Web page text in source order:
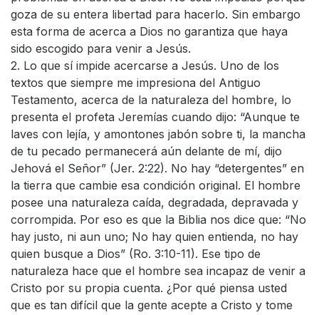
goza de su entera libertad para hacerlo. Sin embargo
esta forma de acerca a Dios no garantiza que haya
sido escogido para venir a Jesús.
2. Lo que sí impide acercarse a Jesús. Uno de los
textos que siempre me impresiona del Antiguo
Testamento, acerca de la naturaleza del hombre, lo
presenta el profeta Jeremías cuando dijo: “Aunque te
laves con lejía, y amontones jabón sobre ti, la mancha
de tu pecado permanecerá aún delante de mí, dijo
Jehová el Señor” (Jer. 2:22). No hay “detergentes” en
la tierra que cambie esa condición original. El hombre
posee una naturaleza caída, degradada, depravada y
corrompida. Por eso es que la Biblia nos dice que: “No
hay justo, ni aun uno; No hay quien entienda, no hay
quien busque a Dios” (Ro. 3:10-11). Ese tipo de
naturaleza hace que el hombre sea incapaz de venir a
Cristo por su propia cuenta. ¿Por qué piensa usted
que es tan difícil que la gente acepte a Cristo y tome